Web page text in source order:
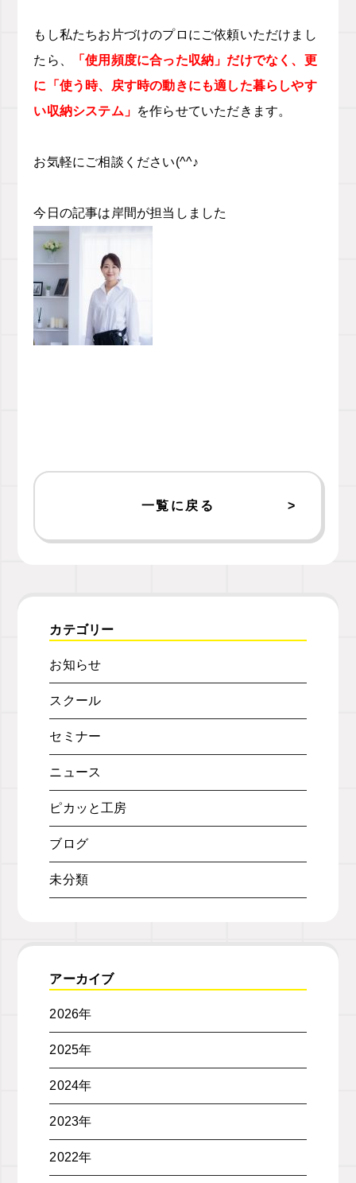
もし私たちお片づけのプロにご依頼いただけまし
たら、
「使用頻度に合った収納」だけでなく、更
に「使う時、戻す時の動きにも適した暮らしやす
い収納システム」 を作らせていただきます。
お気軽にご相談ください(^^♪
今日の記事は岸間が担当しました
一覧に戻る
カテゴリー
お知らせ
スクール
セミナー
ニュース
ピカッと工房
ブログ
未分類
アーカイブ
2026年
2025年
2024年
2023年
2022年